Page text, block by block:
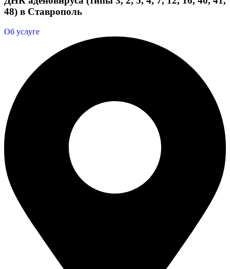
48) в Ставрополь
Об услуге